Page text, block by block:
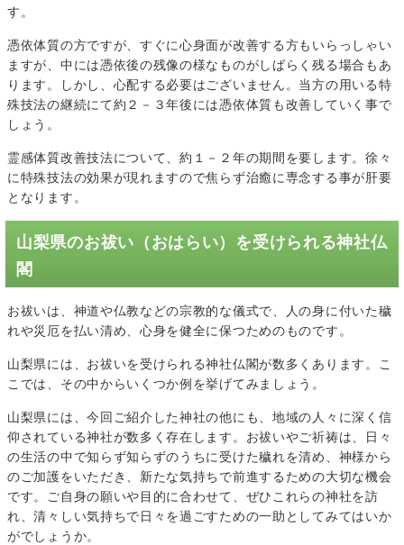
す。
憑依体質の方ですが、すぐに心身面が改善する方もいらっしゃい
ますが、中には憑依後の残像の様なものがしばらく残る場合もあ
ります。しかし、心配する必要はございません。当方の用いる特
殊技法の継続にて約２－３年後には憑依体質も改善していく事で
しょう。
霊感体質改善技法について、約１－２年の期間を要します。徐々
に特殊技法の効果が現れますので焦らず治癒に専念する事が肝要
となります。
山梨県のお祓い（おはらい）を受けられる神社仏
閣
お祓いは、神道や仏教などの宗教的な儀式で、人の身に付いた穢
れや災厄を払い清め、心身を健全に保つためのものです。
山梨県には、お祓いを受けられる神社仏閣が数多くあります。こ
こでは、その中からいくつか例を挙げてみましょう。
山梨県には、今回ご紹介した神社の他にも、地域の人々に深く信
仰されている神社が数多く存在します。お祓いやご祈祷は、日々
の生活の中で知らず知らずのうちに受けた穢れを清め、神様から
のご加護をいただき、新たな気持ちで前進するための大切な機会
です。ご自身の願いや目的に合わせて、ぜひこれらの神社を訪
れ、清々しい気持ちで日々を過ごすための一助としてみてはいか
がでしょうか。